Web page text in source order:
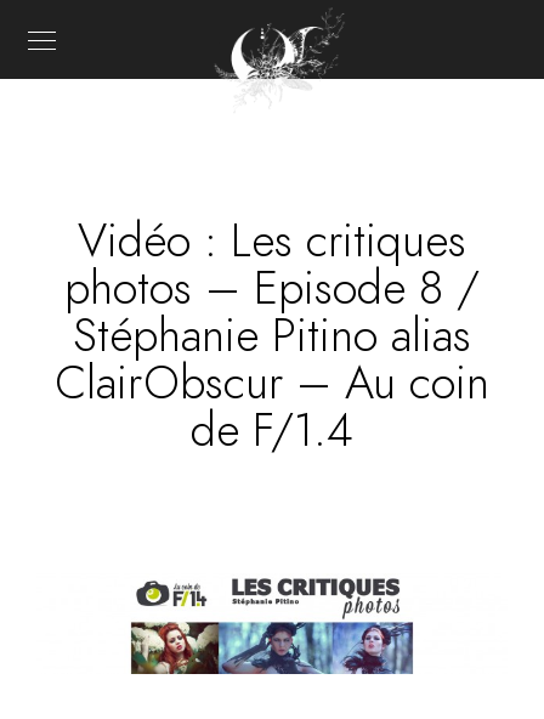
Vidéo : Les critiques
photos – Episode 8 /
Stéphanie Pitino alias
ClairObscur – Au coin
de F/1.4